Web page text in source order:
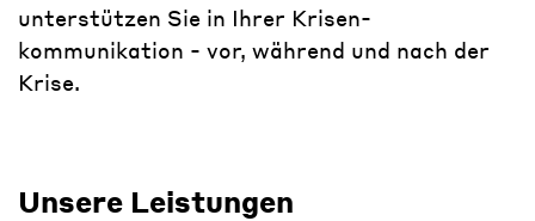
unterstützen Sie in Ihrer Krisen­
kommunikation - vor, während und nach der
Krise.
Unsere Leistungen